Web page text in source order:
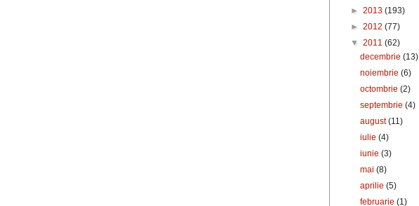
► 2013 (193)
► 2012 (77)
▼ 2011 (62)
decembrie(13)
noiembrie(6)
octombrie(2)
septembrie(4)
august(11)
iulie(4)
iunie(3)
mai(8)
aprilie(5)
februarie(1)